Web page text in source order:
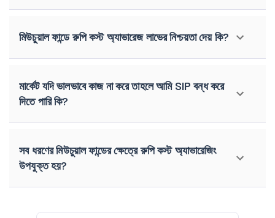
মিউচুয়াল ফান্ডে রুপি কস্ট অ্যাভারেজ লাভের নিশ্চয়তা দেয় কি?
মার্কেট যদি ভালভাবে কাজ না করে তাহলে আমি SIP বন্ধ করে
দিতে পারি কি?
সব ধরণের মিউচুয়াল ফান্ডের ক্ষেত্রে রুপি কস্ট অ্যাভারেজিং
উপযুক্ত হয়?